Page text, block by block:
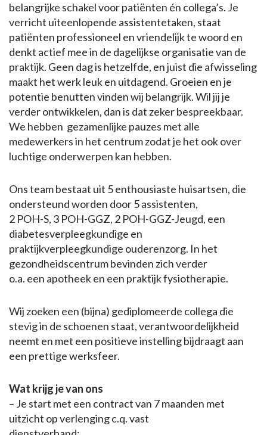
belangrijke schakel voor patiënten én collega’s. Je
verricht uiteenlopende assistentetaken, staat
patiënten professioneel en vriendelijk te woord en
denkt actief mee in de dagelijkse organisatie van de
praktijk. Geen dag is hetzelfde, en juist die afwisseling
maakt het werk leuk en uitdagend. Groeien en je
potentie benutten vinden wij belangrijk. Wil jij je
verder ontwikkelen, dan is dat zeker bespreekbaar.
We hebben gezamenlijke pauzes met alle
medewerkers in het centrum zodat je het ook over
luchtige onderwerpen kan hebben.
Ons team bestaat uit 5 enthousiaste huisartsen, die
ondersteund worden door 5 assistenten,
2 POH-S, 3 POH-GGZ, 2 POH-GGZ-Jeugd, een
diabetesverpleegkundige en
praktijkverpleegkundige ouderenzorg. In het
gezondheidscentrum bevinden zich verder
o.a. een apotheek en een praktijk fysiotherapie.
Wij zoeken een (bijna) gediplomeerde collega die
stevig in de schoenen staat, verantwoordelijkheid
neemt en met een positieve instelling bijdraagt aan
een prettige werksfeer.
Wat krijg je van ons
– Je start met een contract van 7 maanden met
uitzicht op verlenging c.q. vast